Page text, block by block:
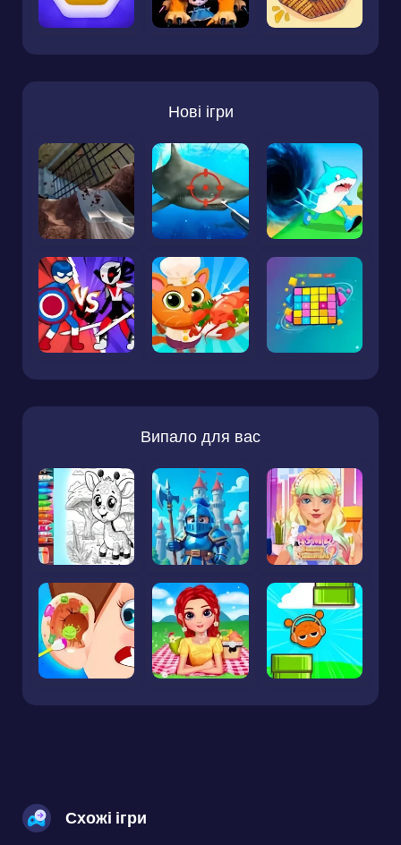
Нові ігри
Випало для вас
Схожі ігри